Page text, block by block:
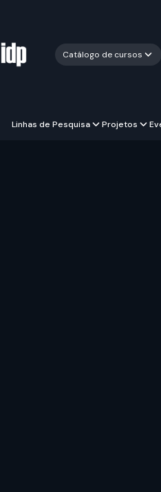
Catálogo de cursos
Linhas de Pesquisa Projetos